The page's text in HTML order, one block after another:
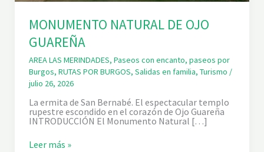
MONUMENTO NATURAL DE OJO
GUAREÑA
AREA LAS MERINDADES, Paseos con encanto, paseos por
Burgos, RUTAS POR BURGOS, Salidas en familia, Turismo /
julio 26, 2026
La ermita de San Bernabé. El espectacular templo
rupestre escondido en el corazón de Ojo Guareña
INTRODUCCIÓN El Monumento Natural […]
M
Leer más »